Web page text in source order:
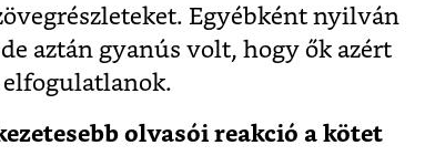
Egyébként nyilván
aztán gyanús volt, hogy ők azért
olvasói reakció a kötet